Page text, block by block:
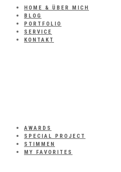
HOME & ÜBER MICH
BLOG
PORTFOLIO
SERVICE
KONTAKT
AWARDS
SPECIAL PROJECT
STIMMEN
MY FAVORITES